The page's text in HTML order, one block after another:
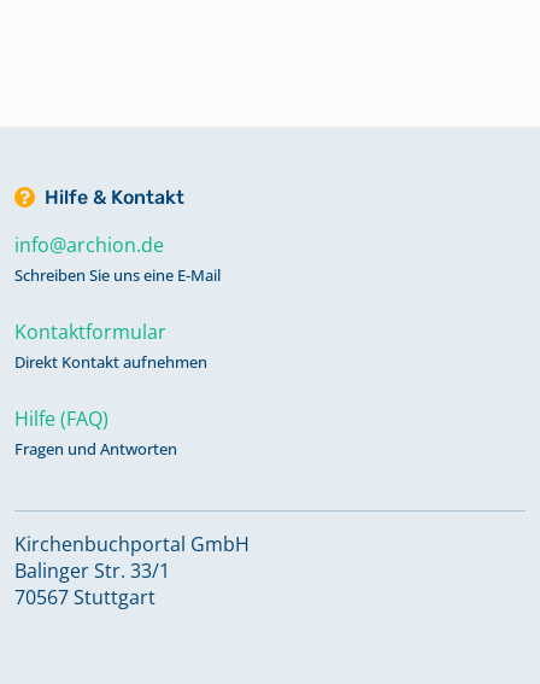
Hilfe & Kontakt
info@archion.de
Schreiben Sie uns eine E-Mail
Kontaktformular
Direkt Kontakt aufnehmen
Hilfe (FAQ)
Fragen und Antworten
Kirchenbuchportal GmbH
Balinger Str. 33/1
70567 Stuttgart